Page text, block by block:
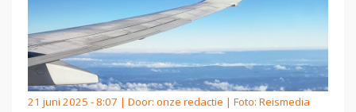
21 juni 2025 - 8:07 | Door: onze redactie | Foto: Reismedia